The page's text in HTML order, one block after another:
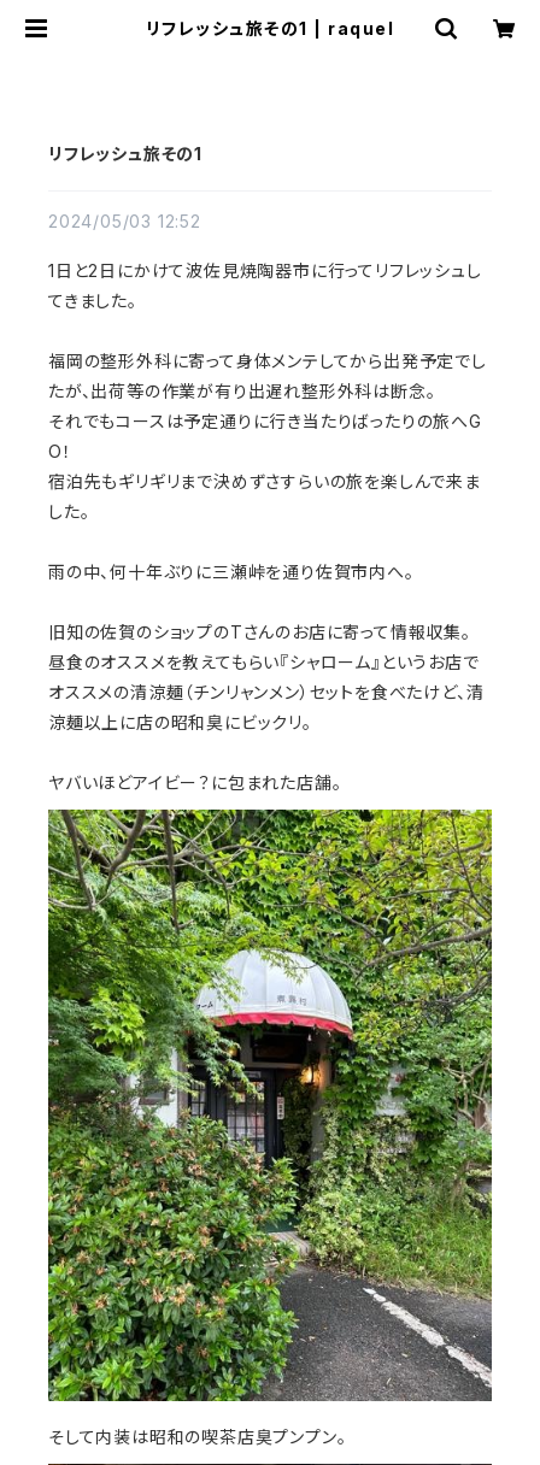
リフレッシュ旅その1 | raquel
リフレッシュ旅その1
2024/05/03 12:52
1日と2日にかけて波佐見焼陶器市に行ってリフレッシュし
てきました。
福岡の整形外科に寄って身体メンテしてから出発予定でし
たが、出荷等の作業が有り出遅れ整形外科は断念。
それでもコースは予定通りに行き当たりばったりの旅へG
O！
宿泊先もギリギリまで決めずさすらいの旅を楽しんで来ま
した。
雨の中、何十年ぶりに三瀬峠を通り佐賀市内へ。
旧知の佐賀のショップのTさんのお店に寄って情報収集。
昼食のオススメを教えてもらい『シャローム』というお店で
オススメの清涼麺（チンリャンメン）セットを食べたけど、清
涼麺以上に店の昭和臭にビックリ。
ヤバいほどアイビー？に包まれた店舗。
そして内装は昭和の喫茶店臭プンプン。